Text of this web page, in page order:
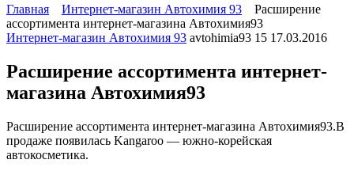
Главная
Интернет-магазин Автохимия 93
Расширение
ассортимента интернет-магазина Автохимия93
Интернет-магазин Автохимия 93 avtohimia93 15 17.03.2016
Расширение ассортимента интернет-
магазина Автохимия93
Расширение ассортимента интернет-магазина Автохимия93.В
продаже появилась Kangaroo — южно-корейская
автокосметика.